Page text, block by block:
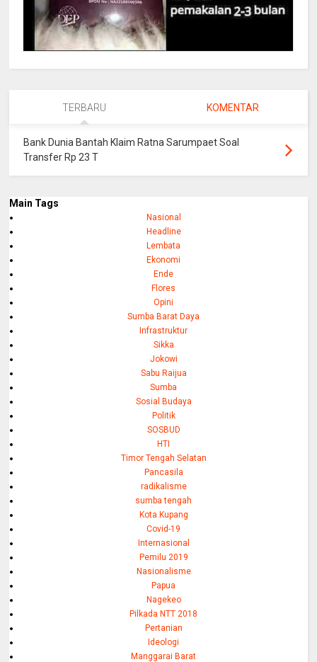
TERBARU KOMENTAR
Bank Dunia Bantah Klaim Ratna Sarumpaet Soal
Transfer Rp 23 T
Main Tags
Nasional
Headline
Lembata
Ekonomi
Ende
Flores
Opini
Sumba Barat Daya
Infrastruktur
Sikka
Jokowi
Sabu Raijua
Sumba
Sosial Budaya
Politik
SOSBUD
HTI
Timor Tengah Selatan
Pancasila
radikalisme
sumba tengah
Kota Kupang
Covid-19
Internasional
Pemilu 2019
Nasionalisme
Papua
Nagekeo
Pilkada NTT 2018
Pertanian
Ideologi
Manggarai Barat